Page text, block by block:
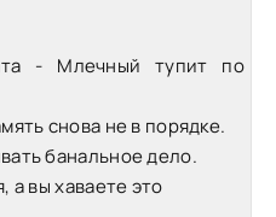
- Млечный тупит по
снова не в порядке.
банальное дело.
а вы хаваете это